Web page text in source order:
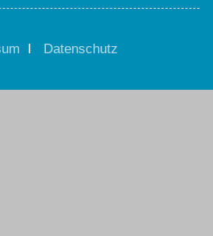
I Datenschutz